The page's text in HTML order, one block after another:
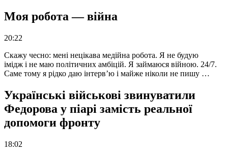
Моя робота — війна
20:22
Скажу чесно: мені нецікава медійна робота. Я не будую
імідж і не маю політичних амбіцій. Я займаюся війною. 24/7.
Саме тому я рідко даю інтерв’ю і майже ніколи не пишу …
Українські військові звинуватили
Федорова у піарі замість реальної
допомоги фронту
18:02